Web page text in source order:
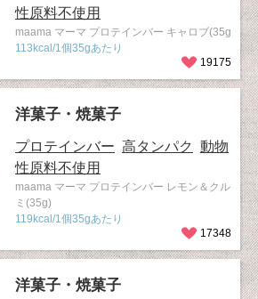
性原料不使用
maama マーマ プロテインバー キャロブ(35g
113kcal/1個35gあたり
19175
洋菓子・焼菓子
プロテインバー 高タンパク
動物
性原料不使用
maama マーマ プロテインバー レモン＆クル
ミ(35g)
119kcal/1個35gあたり
17348
洋菓子・焼菓子